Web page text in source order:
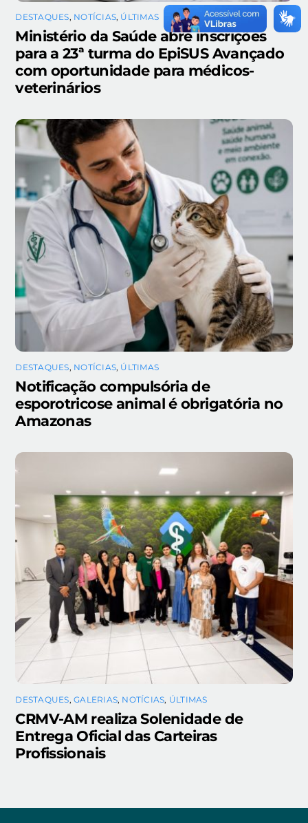
DESTAQUES, NOTÍCIAS, ÚLTIMAS
Ministério da Saúde abre inscrições
para a 23ª turma do EpiSUS Avançado
com oportunidade para médicos-
veterinários
DESTAQUES, NOTÍCIAS, ÚLTIMAS
Notificação compulsória de
esporotricose animal é obrigatória no
Amazonas
DESTAQUES,GALERIAS, NOTÍCIAS, ÚLTIMAS
CRMV-AM realiza Solenidade de
Entrega Oficial das Carteiras
Profissionais